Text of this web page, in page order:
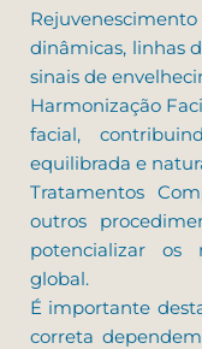
dinâmicas, linhas
sinais de
Harmonização
facial,
equilibrada e
Tratamentos
outros
potencializar os
global.
É importante
correta